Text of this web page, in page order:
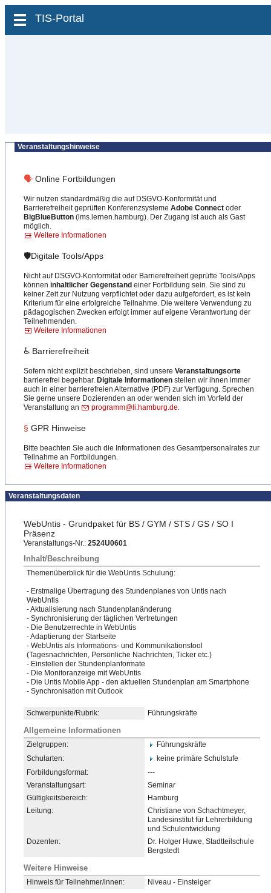
zum Inhalt wechseln
TIS-Portal
Veranstaltungshinweise
🗣 Online Fortbildungen
Wir nutzen standardmäßig die auf DSGVO-Konformität und
Barrierefreiheit geprüften Konferenzsysteme Adobe Connect oder
BigBlueButton (lms.lernen.hamburg). Der Zugang ist auch als Gast
möglich.
Weitere Informationen
🛡️Digitale Tools/Apps
Nicht auf DSGVO-Konformität oder Barrierefreiheit geprüfte Tools/Apps
können inhaltlicher Gegenstand einer Fortbildung sein. Sie sind zu
keiner Zeit zur Nutzung verpflichtet oder dazu aufgefordert, es ist kein
Kriterium für eine erfolgreiche Teilnahme. Die weitere Verwendung zu
pädagogischen Zwecken erfolgt immer auf eigene Verantwortung der
Teilnehmenden.
Weitere Informationen
♿ Barrierefreiheit
Sofern nicht explizit beschrieben, sind unsere Veranstaltungsorte
barrierefrei begehbar. Digitale Informationen stellen wir ihnen immer
auch in einer barrierefreien Alternative (PDF) zur Verfügung. Sprechen
Sie gerne unsere Dozierenden an oder wenden sich im Vorfeld der
Veranstaltung an
programm@li.hamburg.de.
§ GPR Hinweise
Bitte beachten Sie auch die Informationen des Gesamtpersonalrates zur
Teilnahme an Fortbildungen.
Weitere Informationen
Veranstaltungsdaten
WebUntis - Grundpaket für BS / GYM / STS / GS / SO I
Präsenz
Veranstaltungs-Nr.: 2524U0601
Inhalt/Beschreibung
Themenüberblick für die WebUntis Schulung:
- Erstmalige Übertragung des Stundenplanes von Untis nach
WebUntis
- Aktualisierung nach Stundenplanänderung
- Synchronisierung der täglichen Vertretungen
- Die Benutzerrechte in WebUntis
- Adaptierung der Startseite
- WebUntis als Informations- und Kommunikationstool
(Tagesnachrichten, Persönliche Nachrichten, Ticker etc.)
- Einstellen der Stundenplanformate
- Die Monitoranzeige mit WebUntis
- Die Untis Mobile App - den aktuellen Stundenplan am Smartphone
- Synchronisation mit Outlook
Schwerpunkte/Rubrik: Führungskräfte
Allgemeine Informationen
Zielgruppen:
Führungskräfte
Schularten:
keine primäre Schulstufe
Forbildungsformat:
---
Veranstaltungsart:
Seminar
Gültigkeitsbereich:
Hamburg
Leitung:
Christiane von Schachtmeyer,
Landesinstitut für Lehrerbildung
und Schulentwicklung
Dozenten:
Dr. Holger Huwe, Stadtteilschule
Bergstedt
Weitere Hinweise
Hinweis für Teilnehmer/innen: Niveau - Einsteiger